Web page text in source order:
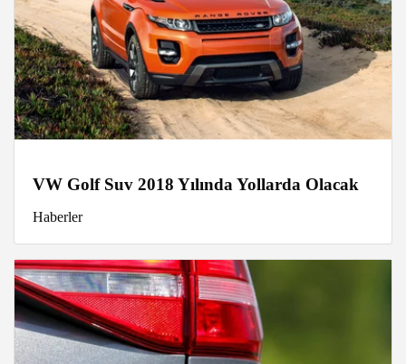
VW Golf Suv 2018 Yılında Yollarda Olacak
Haberler